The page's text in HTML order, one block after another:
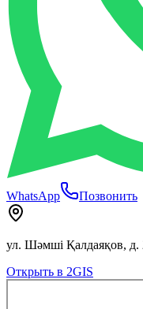
WhatsApp Позвонить
ул. Шәмші Қалдаяқов, д.
Открыть в 2GIS